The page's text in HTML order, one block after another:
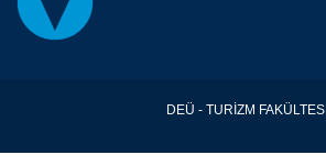
DEÜ - TURİZM FAKÜLTESİ